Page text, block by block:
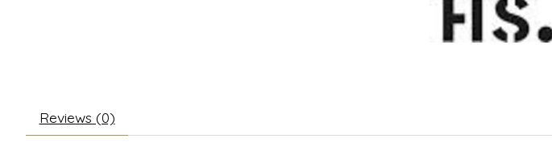
Reviews (0)